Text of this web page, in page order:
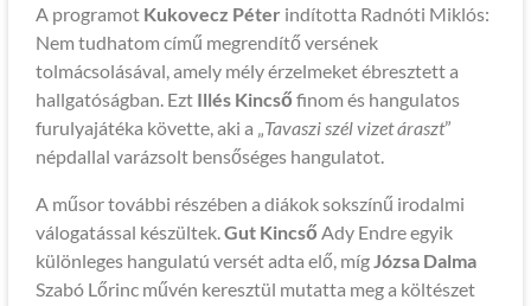
A programot Kukovecz Péter indította Radnóti Miklós:
Nem tudhatom című megrendítő versének
tolmácsolásával, amely mély érzelmeket ébresztett a
hallgatóságban. Ezt Illés Kincső finom és hangulatos
furulyajátéka követte, aki a „Tavaszi szél vizet áraszt”
népdallal varázsolt bensőséges hangulatot.
A műsor további részében a diákok sokszínű irodalmi
válogatással készültek.Gut Kincső Ady Endre egyik
különleges hangulatú versét adta elő, mígJózsa Dalma
Szabó Lőrinc művén keresztül mutatta meg a költészet